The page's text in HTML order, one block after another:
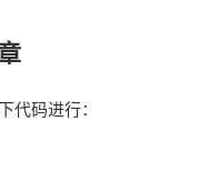
代码进行：